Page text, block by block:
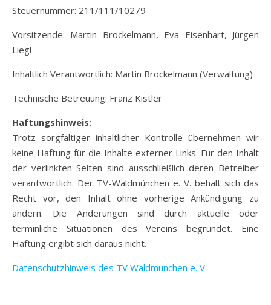
Steuernummer: 211/111/10279
Vorsitzende: Martin Brockelmann, Eva Eisenhart, Jürgen
Liegl
Inhaltlich Verantwortlich: Martin Brockelmann (Verwaltung)
Technische Betreuung: Franz Kistler
Haftungshinweis:
Trotz sorgfältiger inhaltlicher Kontrolle übernehmen wir
keine Haftung für die Inhalte externer Links. Für den Inhalt
der verlinkten Seiten sind ausschließlich deren Betreiber
verantwortlich. Der TV-Waldmünchen e. V. behält sich das
Recht vor, den Inhalt ohne vorherige Ankündigung zu
ändern. Die Änderungen sind durch aktuelle oder
terminliche Situationen des Vereins begründet. Eine
Haftung ergibt sich daraus nicht.
Datenschutzhinweis des TV Waldmünchen e. V.